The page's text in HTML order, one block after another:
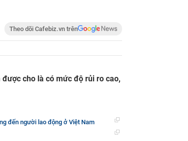
Theo dõi Cafebiz.vn trên
cho là có mức độ rủi ro cao,
đến người lao động ở Việt Nam